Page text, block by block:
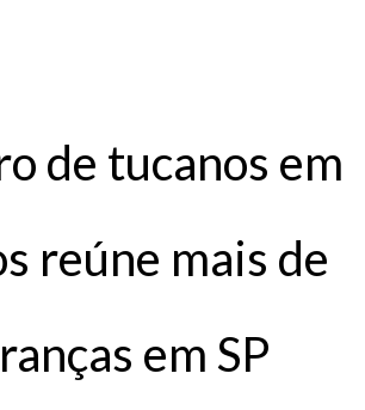
de tucanos em
reúne mais de
em SP